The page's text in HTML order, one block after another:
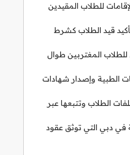
للطلاب المقيدين
قيد الطلاب كشرط
للطلاب المغتربين طوال
الطبية وإصدار شهادات
الطلاب وتتبعها عبر
في دبي التي توثق عقود